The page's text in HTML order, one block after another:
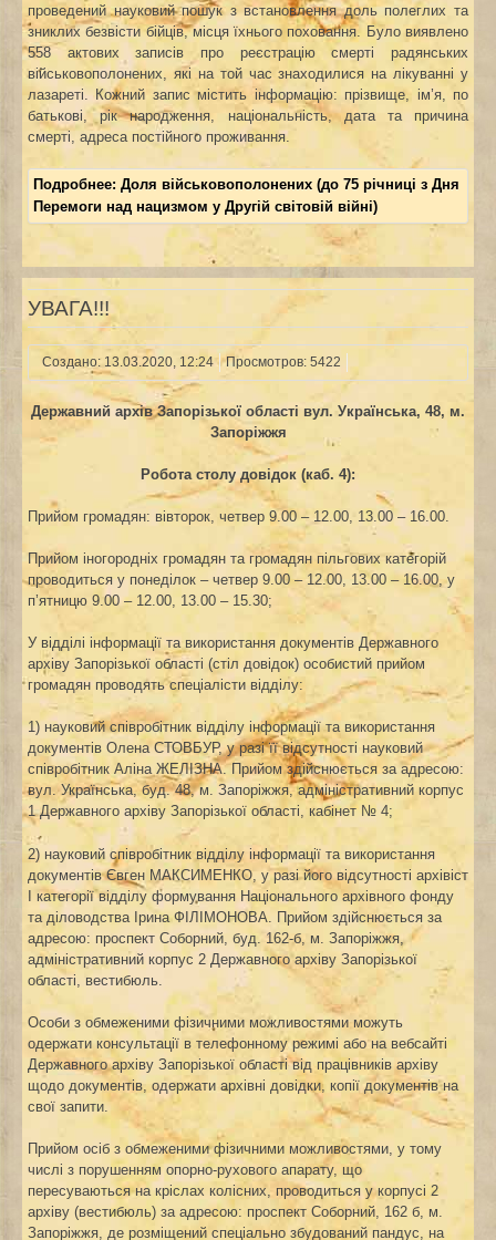
проведений науковий пошук звстановлення доль полеглих та
зниклих безвісти бійців, місця їхнього поховання. Було виявлено
558 актових записів про реєстрацію смерті радянських
військовополонених, які на той час знаходилися на лікуванні у
лазареті. Кожний запис містить інформацію: прізвище, ім’я, по
батькові, рік народження, національність, дата та причина
смерті, адреса постійного проживання.
Подробнее: Доля військовополонених (до 75 річниці з Дня
Перемоги над нацизмом у Другій світовій війні)
УВАГА!!!
Создано: 13.03.2020, 12:24 Просмотров: 5422
Державний архів Запорізької області вул. Українська, 48, м.
Запоріжжя
Робота столу довідок (каб. 4):
Прийом громадян: вівторок, четвер 9.00 – 12.00, 13.00 – 16.00.
Прийом іногородніх громадян та громадян пільгових категорій
проводиться у понеділок – четвер 9.00 – 12.00, 13.00 – 16.00, у
п’ятницю 9.00 – 12.00, 13.00 – 15.30;
У відділі інформації та використання документів Державного
архіву Запорізької області (стіл довідок) особистий прийом
громадян проводять спеціалісти відділу:
1) науковий співробітник відділу інформації та використання
документів Олена СТОВБУР, у разі її відсутності науковий
співробітник Аліна ЖЕЛІЗНА. Прийом здійснюється за адресою:
вул. Українська, буд. 48, м. Запоріжжя, адміністративний корпус
1 Державного архіву Запорізької області, кабінет № 4;
2) науковий співробітник відділу інформації та використання
документів Євген МАКСИМЕНКО, у разі його відсутності архівіст
І категорії відділу формування Національного архівного фонду
та діловодства Ірина ФІЛІМОНОВА. Прийом здійснюється за
адресою: проспект Соборний, буд. 162-б, м. Запоріжжя,
адміністративний корпус 2 Державного архіву Запорізької
області, вестибюль.
Особи з обмеженими фізичними можливостями можуть
одержати консультації в телефонному режимі або на вебсайті
Державного архіву Запорізької області від працівників архіву
щодо документів, одержати архівні довідки, копії документів на
свої запити.
Прийом осіб з обмеженими фізичними можливостями, у тому
числі з порушенням опорно-рухового апарату, що
пересуваються на кріслах колісних, проводиться у корпусі 2
архіву (вестибюль) за адресою: проспект Соборний, 162 б, м.
Запоріжжя, де розміщений спеціально збудований пандус, на